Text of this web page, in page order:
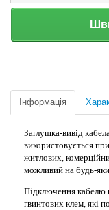
Інформація
Заглушка-вивід
використовується
житлових,
можливий на будь-
Підключення кабелю
гвинтових клем, які